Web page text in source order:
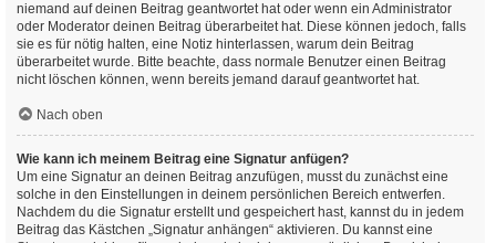
niemand auf deinen Beitrag geantwortet hat oder wenn ein Administrator
oder Moderator deinen Beitrag überarbeitet hat. Diese können jedoch, falls
sie es für nötig halten, eine Notiz hinterlassen, warum dein Beitrag
überarbeitet wurde. Bitte beachte, dass normale Benutzer einen Beitrag
nicht löschen können, wenn bereits jemand darauf geantwortet hat.
Nach oben
Wie kann ich meinem Beitrag eine Signatur anfügen?
Um eine Signatur an deinen Beitrag anzufügen, musst du zunächst eine
solche in den Einstellungen in deinem persönlichen Bereich entwerfen.
Nachdem du die Signatur erstellt und gespeichert hast, kannst du in jedem
Beitrag das Kästchen „Signatur anhängen“ aktivieren. Du kannst eine